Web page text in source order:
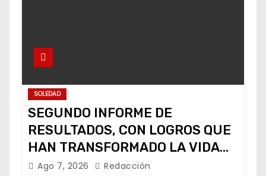
SOLEDAD
SEGUNDO INFORME DE
RESULTADOS, CON LOGROS QUE
HAN TRANSFORMADO LA VIDA
DE LOS SOLEDENSES: JUAN
Ago 7, 2026 Redacción